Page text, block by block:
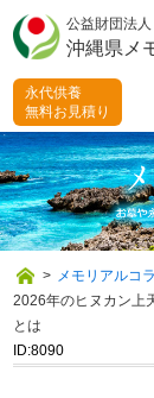
公益財団法人
沖縄県メ
永代供養
無料お見積り
> メモリアルコ
2026年のヒヌカン上
とは
ID:8090